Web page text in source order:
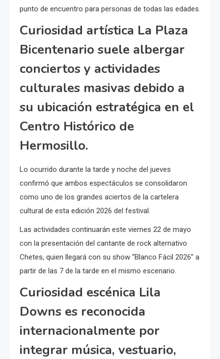
punto de encuentro para personas de todas las edades.
Curiosidad artística La Plaza
Bicentenario suele albergar
conciertos y actividades
culturales masivas debido a
su ubicación estratégica en el
Centro Histórico de
Hermosillo.
Lo ocurrido durante la tarde y noche del jueves
confirmó que ambos espectáculos se consolidaron
como uno de los grandes aciertos de la cartelera
cultural de esta edición 2026 del festival.
Las actividades continuarán este viernes 22 de mayo
con la presentación del cantante de rock alternativo
Chetes, quien llegará con su show “Blanco Fácil 2026” a
partir de las 7 de la tarde en el mismo escenario.
Curiosidad escénica Lila
Downs es reconocida
internacionalmente por
integrar música, vestuario,